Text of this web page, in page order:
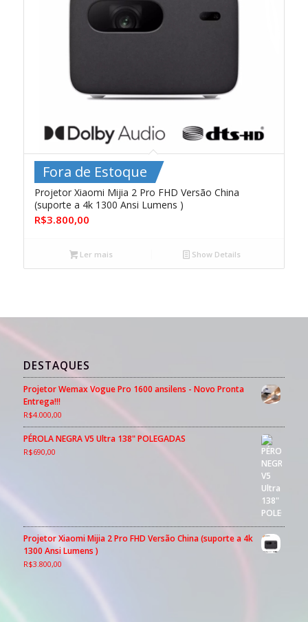
Fora de Estoque
Projetor Xiaomi Mijia 2 Pro FHD Versão China
(suporte a 4k 1300 Ansi Lumens )
R$3.800,00
Ler mais Show Details
DESTAQUES
Projetor Wemax Vogue Pro 1600 ansilens - Novo Pronta
Entrega!!!
R$4.000,00
PÉROLA NEGRA V5 Ultra 138" POLEGADAS
R$690,00
Projetor Xiaomi Mijia 2 Pro FHD Versão China (suporte a 4k
1300 Ansi Lumens )
R$3.800,00